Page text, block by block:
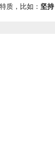
质，比如： 坚